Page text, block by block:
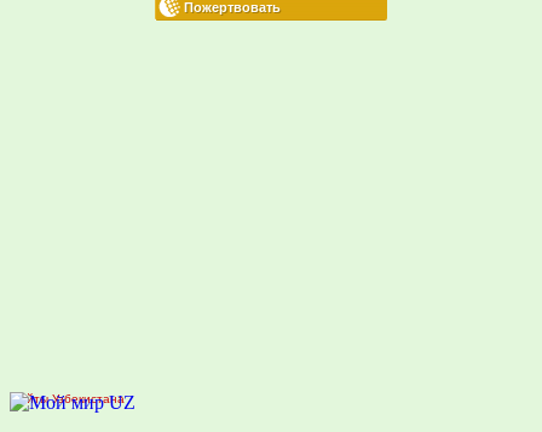
Сайты Узбекистана